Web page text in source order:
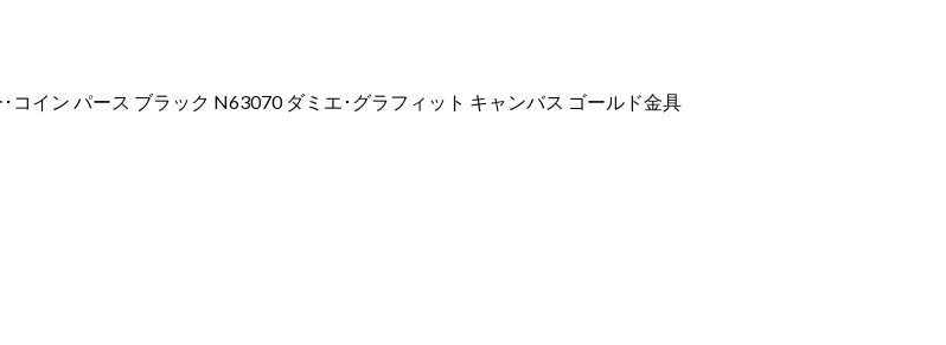
エ･
イン パース ブラック N63070 ダミエ･グラフィット キャンバス ゴールド金具